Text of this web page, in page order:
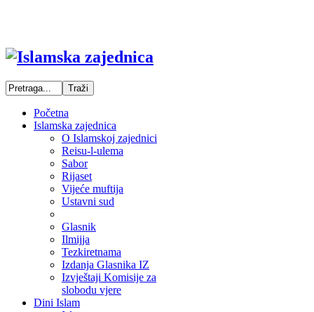
Početna
Islamska zajednica
O Islamskoj zajednici
Reisu-l-ulema
Sabor
Rijaset
Vijeće muftija
Ustavni sud
Glasnik
Ilmijja
Tezkiretnama
Izdanja Glasnika IZ
Izvještaji Komisije za
slobodu vjere
Dini Islam